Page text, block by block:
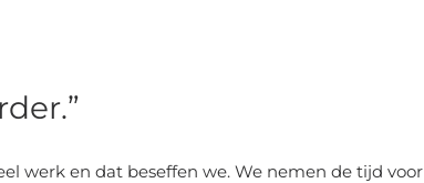
werk en dat beseffen we. We nemen de tijd voor